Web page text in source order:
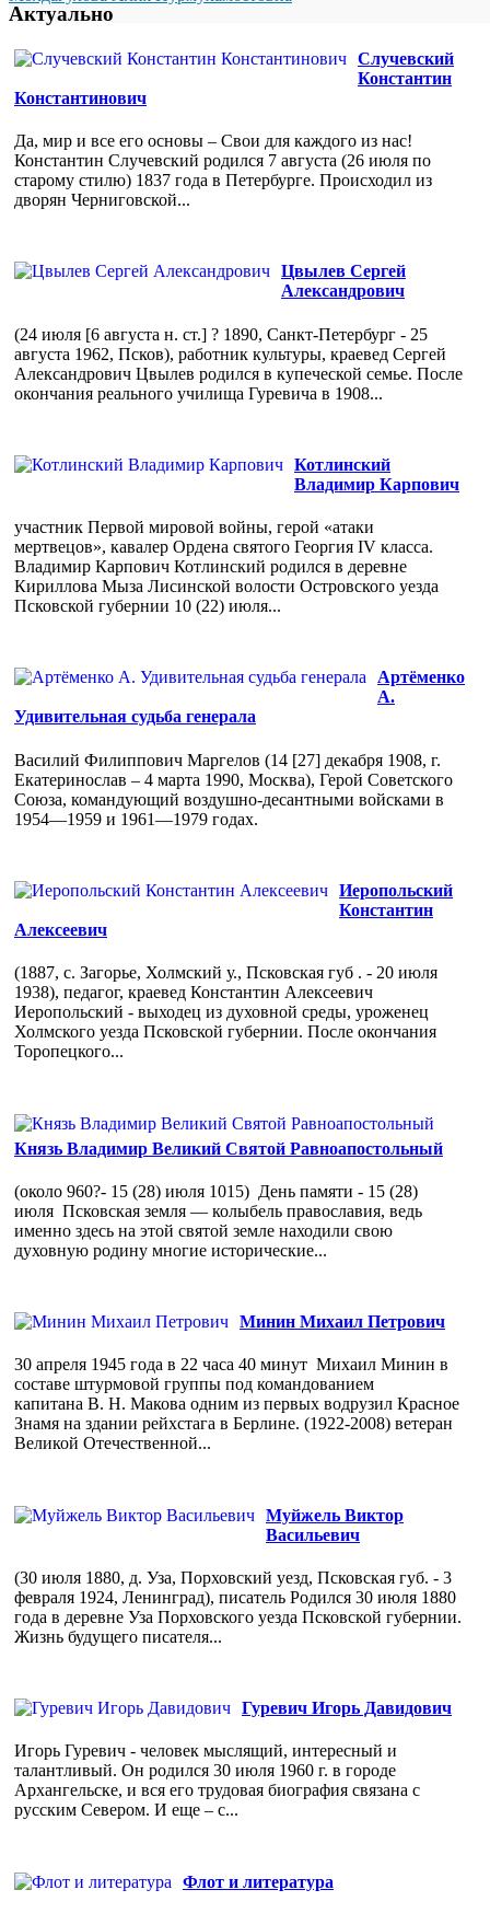
Актуально
Случевский
Константин
Константинович
Да, мир и все его основы – Свои для каждого из нас!
Константин Случевский родился 7 августа (26 июля по
старому стилю) 1837 года в Петербурге. Происходил из
дворян Черниговской...
Цвылев Сергей
Александрович
(24 июля [6 августа н. ст.] ? 1890, Санкт-Петербург - 25
августа 1962, Псков), работник культуры, краевед Сергей
Александрович Цвылев родился в купеческой семье. После
окончания реального училища Гуревича в 1908...
Котлинский
Владимир Карпович
участник Первой мировой войны, герой «атаки
мертвецов», кавалер Ордена святого Георгия IV класса.
Владимир Карпович Котлинский родился в деревне
Кириллова Мыза Лисинской волости Островского уезда
Псковской губернии 10 (22) июля...
Артёменко
А.
Удивительная судьба генерала
Василий Филиппович Маргелов (14 [27] декабря 1908, г.
Екатеринослав – 4 марта 1990, Москва), Герой Советского
Союза, командующий воздушно-десантными войсками в
1954—1959 и 1961—1979 годах.
Иеропольский
Константин
Алексеевич
(1887, с. Загорье, Холмский у., Псковская губ . - 20 июля
1938), педагог, краевед Константин Алексеевич
Иеропольский - выходец из духовной среды, уроженец
Холмского уезда Псковской губернии. После окончания
Торопецкого...
Князь Владимир Великий Святой Равноапостольный
(около 960?- 15 (28) июля 1015) День памяти - 15 (28)
июля Псковская земля — колыбель православия, ведь
именно здесь на этой святой земле находили свою
духовную родину многие исторические...
Минин Михаил Петрович
30 апреля 1945 года в 22 часа 40 минут Михаил Минин в
составе штурмовой группы под командованием
капитана В. Н. Макова одним из первых водрузил Красное
Знамя на здании рейхстага в Берлине. (1922-2008) ветеран
Великой Отечественной...
Муйжель Виктор
Васильевич
(30 июля 1880, д. Уза, Порховский уезд, Псковская губ. - 3
февраля 1924, Ленинград), писатель Родился 30 июля 1880
года в деревне Уза Порховского уезда Псковской губернии.
Жизнь будущего писателя...
Гуревич Игорь Давидович
Игорь Гуревич - человек мыслящий, интересный и
талантливый. Он родился 30 июля 1960 г. в городе
Архангельске, и вся его трудовая биография связана с
русским Севером. И еще – с...
Флот и литература